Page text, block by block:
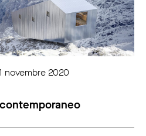
novembre 2020